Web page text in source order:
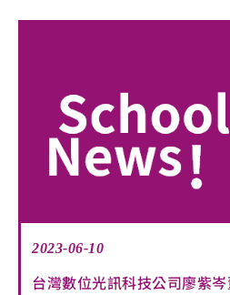
2023-06-10
台灣數位光訊科技公司廖紫